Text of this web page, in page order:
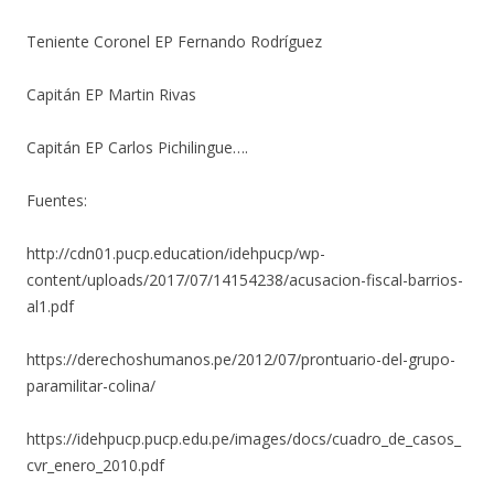
Teniente Coronel EP Fernando Rodríguez
Capitán EP Martin Rivas
Capitán EP Carlos Pichilingue….
Fuentes:
http://cdn01.pucp.education/idehpucp/wp-
content/uploads/2017/07/14154238/acusacion-fiscal-barrios-
al1.pdf
https://derechoshumanos.pe/2012/07/prontuario-del-grupo-
paramilitar-colina/
https://idehpucp.pucp.edu.pe/images/docs/cuadro_de_casos_
cvr_enero_2010.pdf